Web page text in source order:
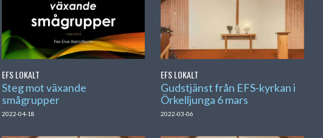
EFS LOKALT
Steg mot växande
smågrupper
2022-04-18
EFS LOKALT
Gudstjänst från EFS-kyrkan i
Örkelljunga 6 mars
2022-03-06